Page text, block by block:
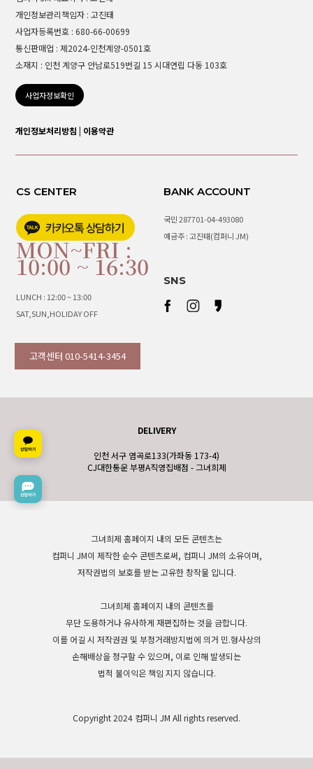
개인정보관리책임자 : 고진태
사업자등록번호 : 680-66-00699
통신판매업 : 제2024-인천계양-0501호
소재지 : 인천 계양구 안남로519번길 15 시대연립 다동 103호
사업자정보확인
개인정보처리방침 | 이용약관
CS CENTER
MON~FRI :
10:00 ~ 16:30
LUNCH : 12:00 ~ 13:00
SAT,SUN,HOLIDAY OFF
고객센터 010-5414-3454
BANK ACCOUNT
국민 287701-04-493080
예금주 : 고진태(컴퍼니 JM)
SNS
DELIVERY
인천 서구 염곡로133(가좌동 173-4)
CJ대한통운 부평A직영집배점 - 그녀희제
그녀희제 홈페이지 내의 모든 콘텐츠는
컴퍼니 JM이 제작한 순수 콘텐츠로써, 컴퍼니 JM의 소유이며,
저작권법의 보호를 받는 고유한 창작물 입니다.
그녀희제 홈페이지 내의 콘텐츠를
무단 도용하거나 유사하게 재편집하는 것을 금합니다.
이를 어길 시 저작권권 및 부정거래방지법에 의거 민.형사상의
손해배상을 청구할 수 있으며, 이로 인해 발생되는
법적 불이익은 책임 지지 않습니다.
Copyright 2024 컴퍼니 JM All rights reserved.